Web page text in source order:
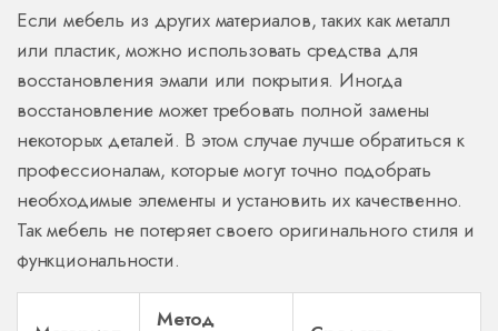
Если мебель из других материалов, таких как металл
или пластик, можно использовать средства для
восстановления эмали или покрытия. Иногда
восстановление может требовать полной замены
некоторых деталей. В этом случае лучше обратиться к
профессионалам, которые могут точно подобрать
необходимые элементы и установить их качественно.
Так мебель не потеряет своего оригинального стиля и
функциональности.
Метод